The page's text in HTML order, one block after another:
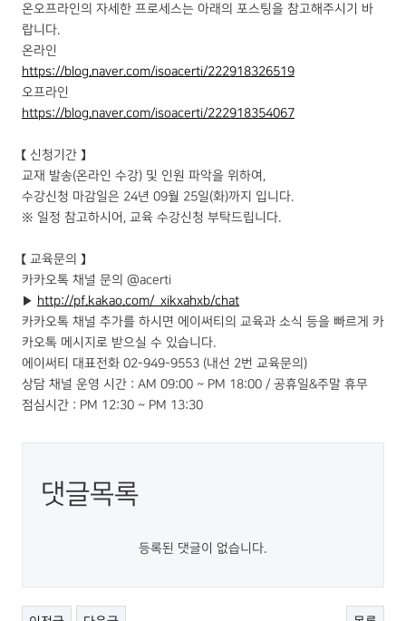
온오프라인의 자세한 프로세스는 아래의 포스팅을 참고해주시기 바
랍니다.
온라인
https://blog.naver.com/isoacerti/222918326519
오프라인
https://blog.naver.com/isoacerti/222918354067
【 신청기간 】
교재 발송(온라인 수강) 및 인원 파악을 위하여,
수강신청 마감일은 24년 09월 25일(화)까지 입니다.
※ 일정 참고하시어, 교육 수강신청 부탁드립니다.
【 교육문의 】
카카오톡 채널 문의 @acerti
▶ http://pf.kakao.com/_xikxahxb/chat
카카오톡 채널 추가를 하시면 에이써티의 교육과 소식 등을 빠르게 카
카오톡 메시지로 받으실 수 있습니다.
에이써티 대표전화 02-949-9553 (내선 2번 교육문의)
상담 채널 운영 시간 : AM 09:00 ~ PM 18:00 / 공휴일&주말 휴무
점심시간 : PM 12:30 ~ PM 13:30
댓글목록
등록된 댓글이 없습니다.